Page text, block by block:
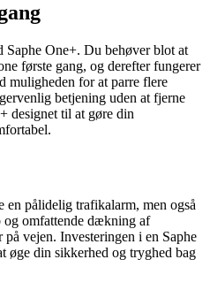
Saphe One+. Du behøver blot at
første gang, og derefter fungerer
muligheden for at parre flere
betjening uden at fjerne
designet til at gøre din
en pålidelig trafikalarm, men også
omfattende dækning af
vejen. Investeringen i en Saphe
øge din sikkerhed og tryghed bag